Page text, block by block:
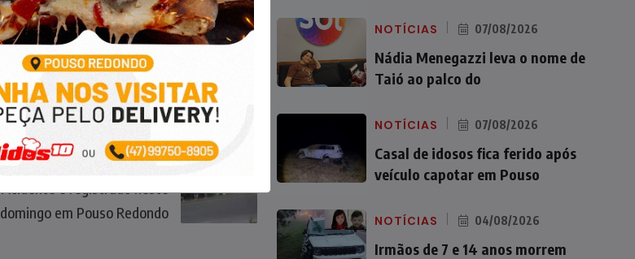
NEXT
Acidente é registrado neste
domingo em Pouso Redondo
NOTÍCIAS 07/08/2026
Nádia Menegazzi leva o nome de
Taió ao palco do
NOTÍCIAS 07/08/2026
Casal de idosos fica ferido após
veículo capotar em Pouso
NOTÍCIAS 04/08/2026
Irmãos de 7 e 14 anos morrem